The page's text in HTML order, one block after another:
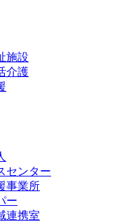
施設
介護
センター
事業所
ー
連携室